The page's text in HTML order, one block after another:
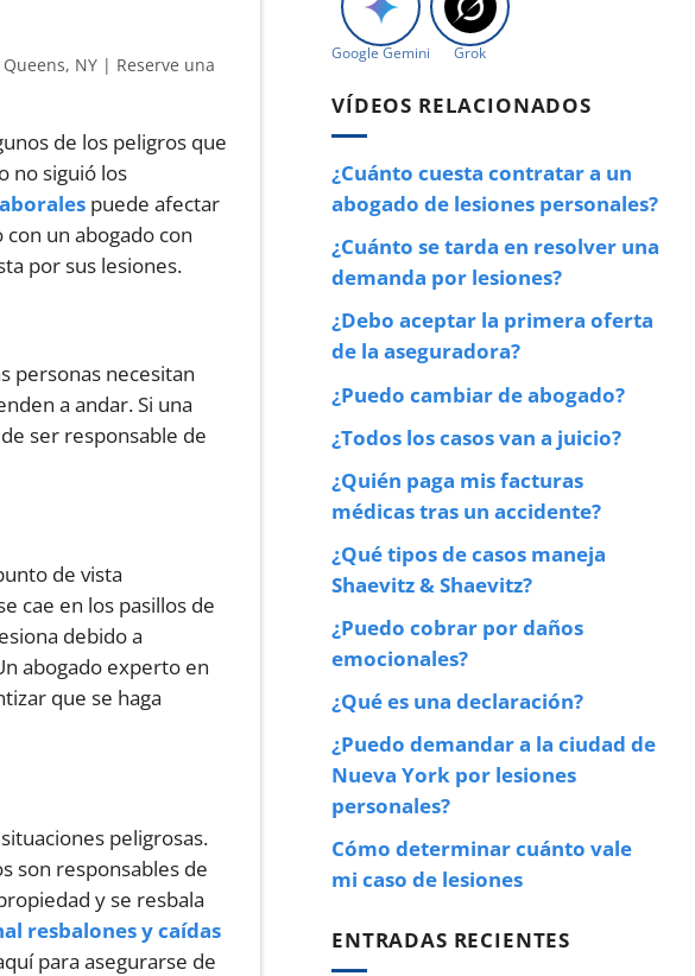
de los peligros que
no siguió los
puede afectar
un abogado con
por sus lesiones.
personas necesitan
a andar. Si una
ser responsable de
de vista
cae en los pasillos de
debido a
abogado experto en
que se haga
peligrosas.
son responsables de
y se resbala
resbalones y caídas
para asegurarse de
Google Gemini Grok
VÍDEOS RELACIONADOS
¿Cuánto cuesta contratar a un
abogado de lesiones personales?
¿Cuánto se tarda en resolver una
demanda por lesiones?
¿Debo aceptar la primera oferta
de la aseguradora?
¿Puedo cambiar de abogado?
¿Todos los casos van a juicio?
¿Quién paga mis facturas
médicas tras un accidente?
¿Qué tipos de casos maneja
Shaevitz & Shaevitz?
¿Puedo cobrar por daños
emocionales?
¿Qué es una declaración?
¿Puedo demandar a la ciudad de
Nueva York por lesiones
personales?
Cómo determinar cuánto vale
mi caso de lesiones
ENTRADAS RECIENTES